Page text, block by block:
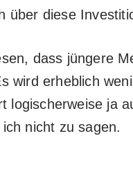
über diese
dass jüngere
wird erheblich
logischerweise ja
nicht zu sagen.